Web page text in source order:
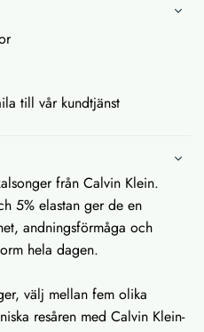
till vår kundtjänst
från Calvin Klein.
5% elastan ger de en
andningsförmåga och
hela dagen.
välj mellan fem olika
resåren med Calvin Klein-